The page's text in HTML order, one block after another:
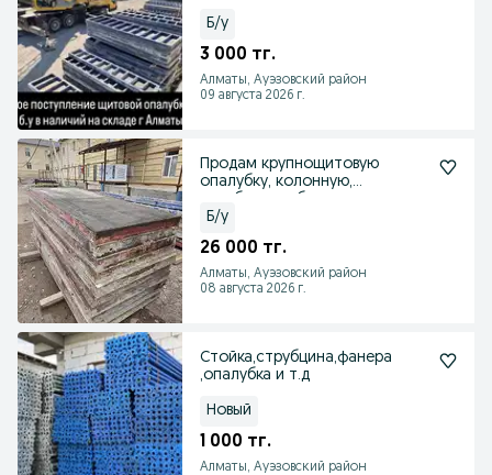
Б/у
3 000 тг.
Алматы, Ауэзовский район
09 августа 2026 г.
Продам крупнощитовую
опалубку, колонную,
Б/у
26 000 тг.
Алматы, Ауэзовский район
08 августа 2026 г.
Стойка,струбцина,фанера
,опалубка и т.д
Новый
1 000 тг.
Алматы, Ауэзовский район